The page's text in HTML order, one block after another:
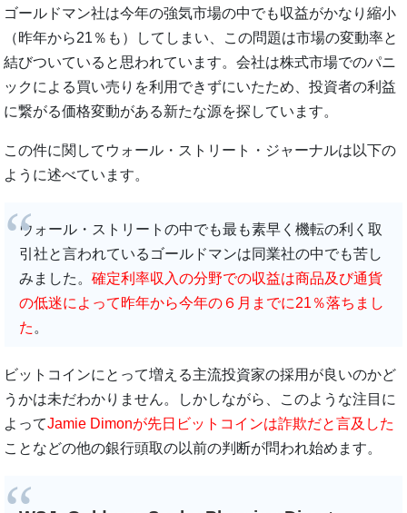
ゴールドマン社は今年の強気市場の中でも収益がかなり縮小
（昨年から21％も）してしまい、この問題は市場の変動率と
結びついていると思われています。会社は株式市場でのパニ
ックによる買い売りを利用できずにいたため、投資者の利益
に繋がる価格変動がある新たな源を探しています。
この件に関してウォール・ストリート・ジャーナルは以下の
ように述べています。
ウォール・ストリートの中でも最も素早く機転の利く取
引社と言われているゴールドマンは同業社の中でも苦し
みました。確定利率収入の分野での収益は商品及び通貨
の低迷によって昨年から今年の６月までに21％落ちまし
た 。
ビットコインにとって増える主流投資家の採用が良いのかど
うかは未だわかりません。しかしながら、このような注目に
よってJamie Dimonが先日ビットコインは詐欺だと言及した
ことなどの他の銀行頭取の以前の判断が問われ始めます。